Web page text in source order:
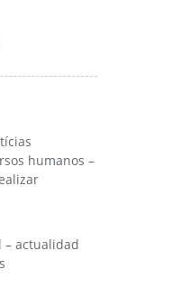
humanos –
actualidad